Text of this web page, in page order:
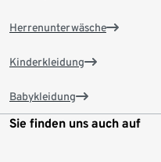
Herrenunterwäsche
Kinderkleidung
Babykleidung
Sie finden uns auch auf